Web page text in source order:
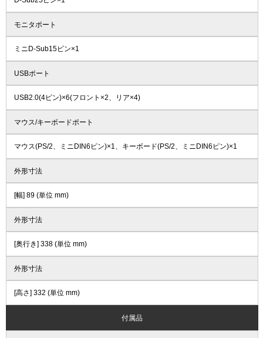
モニタポート
ミニD-Sub15ピン×1
USBポート
USB2.0(4ピン)×6(フロント×2、リア×4)
マウス/キーボードポート
マウス(PS/2、ミニDIN6ピン)×1、キーボード(PS/2、ミニDIN6ピン)×1
外形寸法
[幅] 89 (単位 mm)
外形寸法
[奥行き] 338 (単位 mm)
外形寸法
[高さ] 332 (単位 mm)
付属品